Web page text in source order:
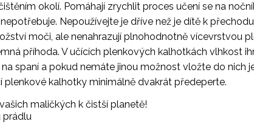
okolí. Pomáhají zrychlit proces učení se na
Nepoužívejte je dříve než je dítě k
moči, ale nenahrazují plnohodnotně vícevrstvou
příhoda. V učících plenkových kalhotkách vlhkost
spaní a pokud nemáte jinou možnost vložte do nich
kalhotky minimálně dvakrát předeperte.
maličkých k čistší planetě!
prádlu